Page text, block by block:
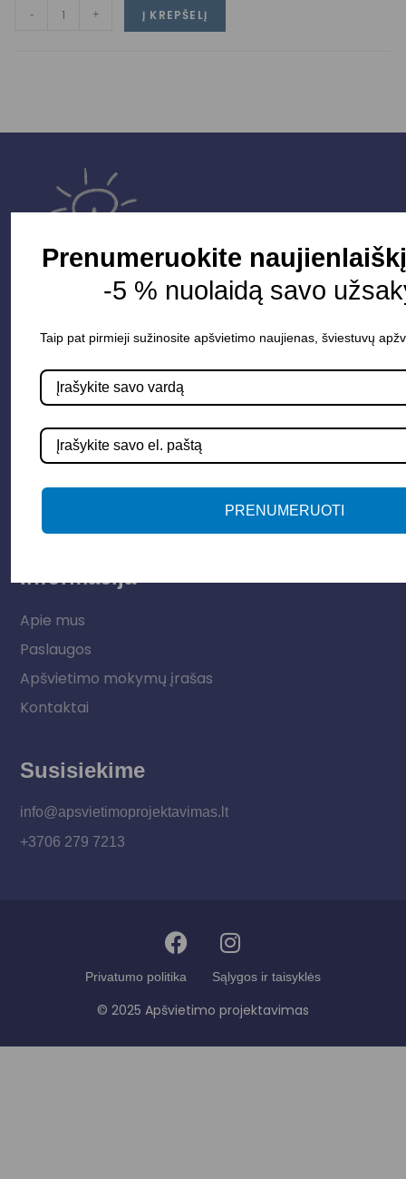
- + Į KREPŠELĮ
Apšvietimo sistemos
Elektros instaliacija
Lauko šviestuvai
LED juostos
Informacija
Apie mus
Paslaugos
Apšvietimo mokymų įrašas
Kontaktai
Susisiekime
info@apsvietimoprojektavimas.lt
+3706 279 7213
Privatumo politika Sąlygos ir taisyklės
© 2025 Apšvietimo projektavimas
Prenumeruokite naujienlaiškį
-5 % nuolaidą savo
Taip pat pirmieji sužinosite apšvietimo naujienas, šviestuvų
PRENUMERUOTI